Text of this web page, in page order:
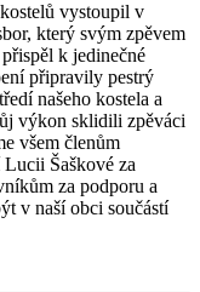
vystoupil v
který svým zpěvem
k jedinečné
připravily pestrý
našeho kostela a
výkon sklidili zpěváci
všem členům
Šaškové za
za podporu a
v naší obci součástí